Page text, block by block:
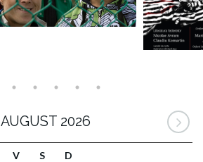
AUGUST 2026
V S D